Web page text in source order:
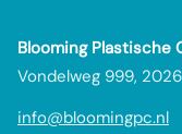
Blooming Plastische
Vondelweg 999,
info@bloomingpc.nl